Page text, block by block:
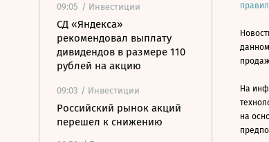
09:05 / Инвестиции
СД «Яндекса»
рекомендовал выплату
дивидендов в размере 110
рублей на акцию
09:03 / Инвестиции
Российский рынок акций
перешел к снижению
На
на